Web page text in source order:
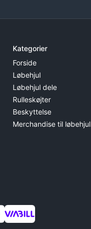
Kategorier
Forside
Løbehjul
Løbehjul dele
Rulleskøjter
Beskyttelse
Merchandise til løbehjul